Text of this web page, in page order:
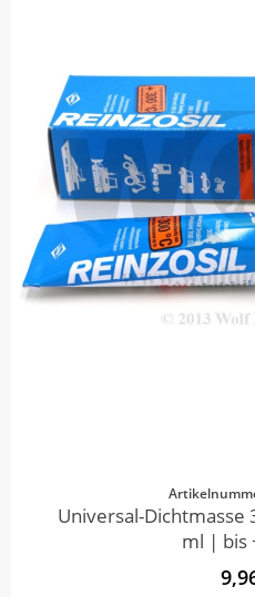
Universal-Dichtmasse
ml | bis